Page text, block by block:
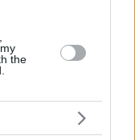
the